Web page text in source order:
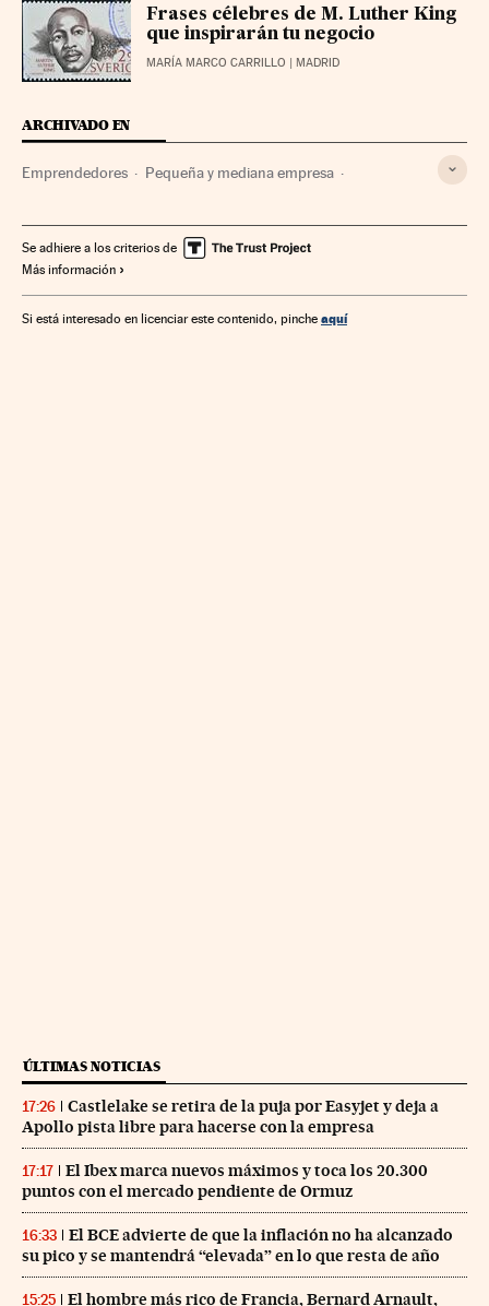
Frases célebres de M. Luther King
que inspirarán tu negocio
MARÍA MARCO CARRILLO | MADRID
ARCHIVADO EN
Emprendedores Pequeña y mediana empresa
Bienestar Empresas Estilo vida Economía
Se adhiere a los criterios de
Más información
Si está interesado en licenciar este contenido, pinche aquí
ÚLTIMAS NOTICIAS
17:26
Castlelake se retira de la puja por Easyjet y deja a
Apollo pista libre para hacerse con la empresa
17:17
El Ibex marca nuevos máximos y toca los 20.300
puntos con el mercado pendiente de Ormuz
16:33
El BCE advierte de que la inflación no ha alcanzado
su pico y se mantendrá “elevada” en lo que resta de año
15:25 El hombre más rico de Francia, Bernard Arnault,